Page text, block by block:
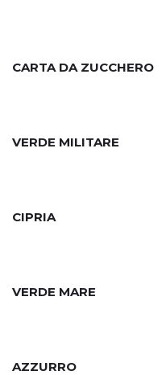
CARTA DA ZUCCHERO
VERDE MILITARE
CIPRIA
VERDE MARE
AZZURRO